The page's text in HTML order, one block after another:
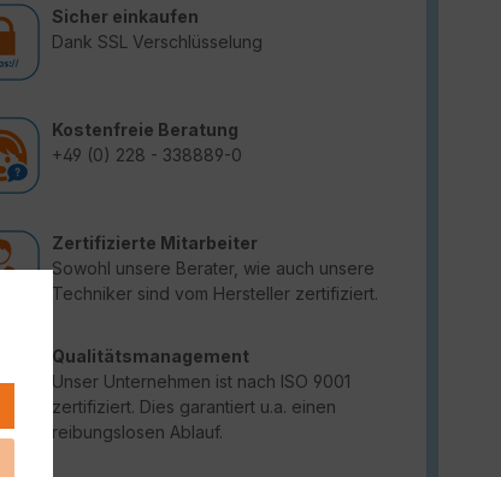
Sicher einkaufen
Dank SSL Verschlüsselung
Kostenfreie Beratung
+49 (0) 228 - 338889-0
Zertifizierte Mitarbeiter
Sowohl unsere Berater, wie auch unsere
Techniker sind vom Hersteller zertifiziert.
Qualitätsmanagement
Unser Unternehmen ist nach ISO 9001
zertifiziert. Dies garantiert u.a. einen
reibungslosen Ablauf.